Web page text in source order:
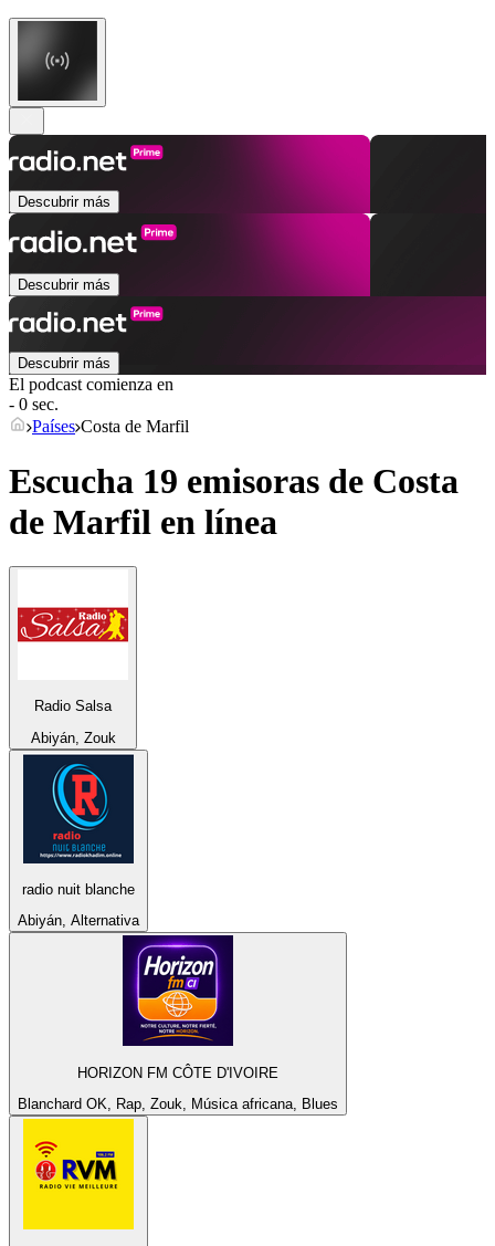
Descubrir más
Descubrir más
Descubrir más
El podcast comienza en
- 0 sec.
Países Costa de Marfil
Escucha 19 emisoras de Costa
de Marfil en línea
Radio Salsa
Abiyán, Zouk
radio nuit blanche
Abiyán, Alternativa
HORIZON FM CÔTE D'IVOIRE
Blanchard OK, Rap, Zouk, Música africana, Blues